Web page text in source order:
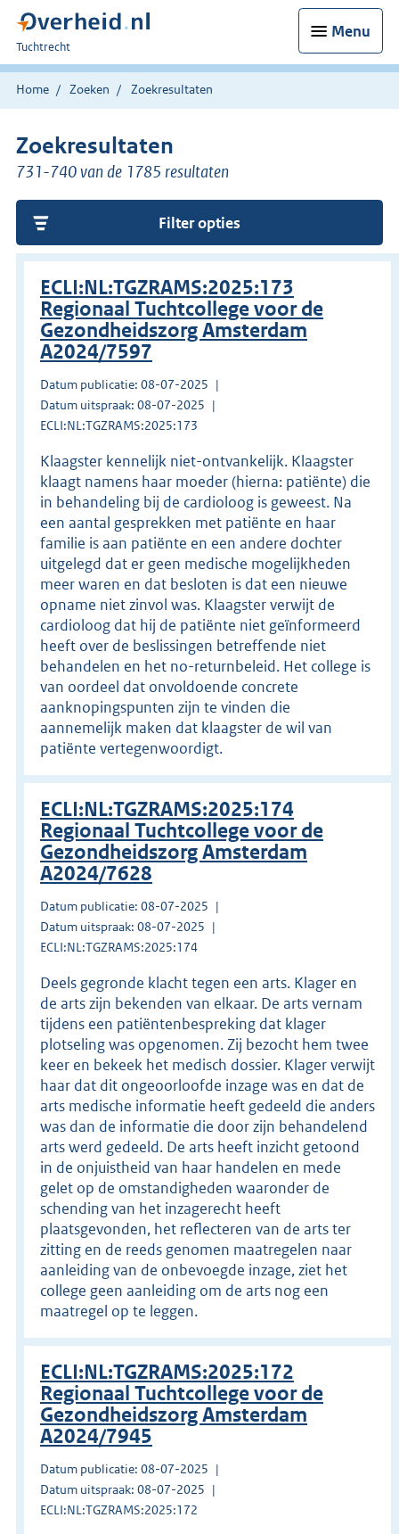
Menu
U
bent
hier:
Tuchtrecht
Home Zoeken Zoekresultaten
Zoekresultaten
731-740 van de 1785 resultaten
Filter opties
ECLI:NL:TGZRAMS:2025:173
Regionaal Tuchtcollege voor de
Gezondheidszorg Amsterdam
A2024/7597
Datum publicatie: 08-07-2025
Datum uitspraak: 08-07-2025
ECLI:NL:TGZRAMS:2025:173
Klaagster kennelijk niet-ontvankelijk. Klaagster
klaagt namens haar moeder (hierna: patiënte) die
in behandeling bij de cardioloog is geweest. Na
een aantal gesprekken met patiënte en haar
familie is aan patiënte en een andere dochter
uitgelegd dat er geen medische mogelijkheden
meer waren en dat besloten is dat een nieuwe
opname niet zinvol was. Klaagster verwijt de
cardioloog dat hij de patiënte niet geïnformeerd
heeft over de beslissingen betreffende niet
behandelen en het no-returnbeleid. Het college is
van oordeel dat onvoldoende concrete
aanknopingspunten zijn te vinden die
aannemelijk maken dat klaagster de wil van
patiënte vertegenwoordigt.
ECLI:NL:TGZRAMS:2025:174
Regionaal Tuchtcollege voor de
Gezondheidszorg Amsterdam
A2024/7628
Datum publicatie: 08-07-2025
Datum uitspraak: 08-07-2025
ECLI:NL:TGZRAMS:2025:174
Deels gegronde klacht tegen een arts. Klager en
de arts zijn bekenden van elkaar. De arts vernam
tijdens een patiëntenbespreking dat klager
plotseling was opgenomen. Zij bezocht hem twee
keer en bekeek het medisch dossier. Klager verwijt
haar dat dit ongeoorloofde inzage was en dat de
arts medische informatie heeft gedeeld die anders
was dan de informatie die door zijn behandelend
arts werd gedeeld. De arts heeft inzicht getoond
in de onjuistheid van haar handelen en mede
gelet op de omstandigheden waaronder de
schending van het inzagerecht heeft
plaatsgevonden, het reflecteren van de arts ter
zitting en de reeds genomen maatregelen naar
aanleiding van de onbevoegde inzage, ziet het
college geen aanleiding om de arts nog een
maatregel op te leggen.
ECLI:NL:TGZRAMS:2025:172
Regionaal Tuchtcollege voor de
Gezondheidszorg Amsterdam
A2024/7945
Datum publicatie: 08-07-2025
Datum uitspraak: 08-07-2025
ECLI:NL:TGZRAMS:2025:172